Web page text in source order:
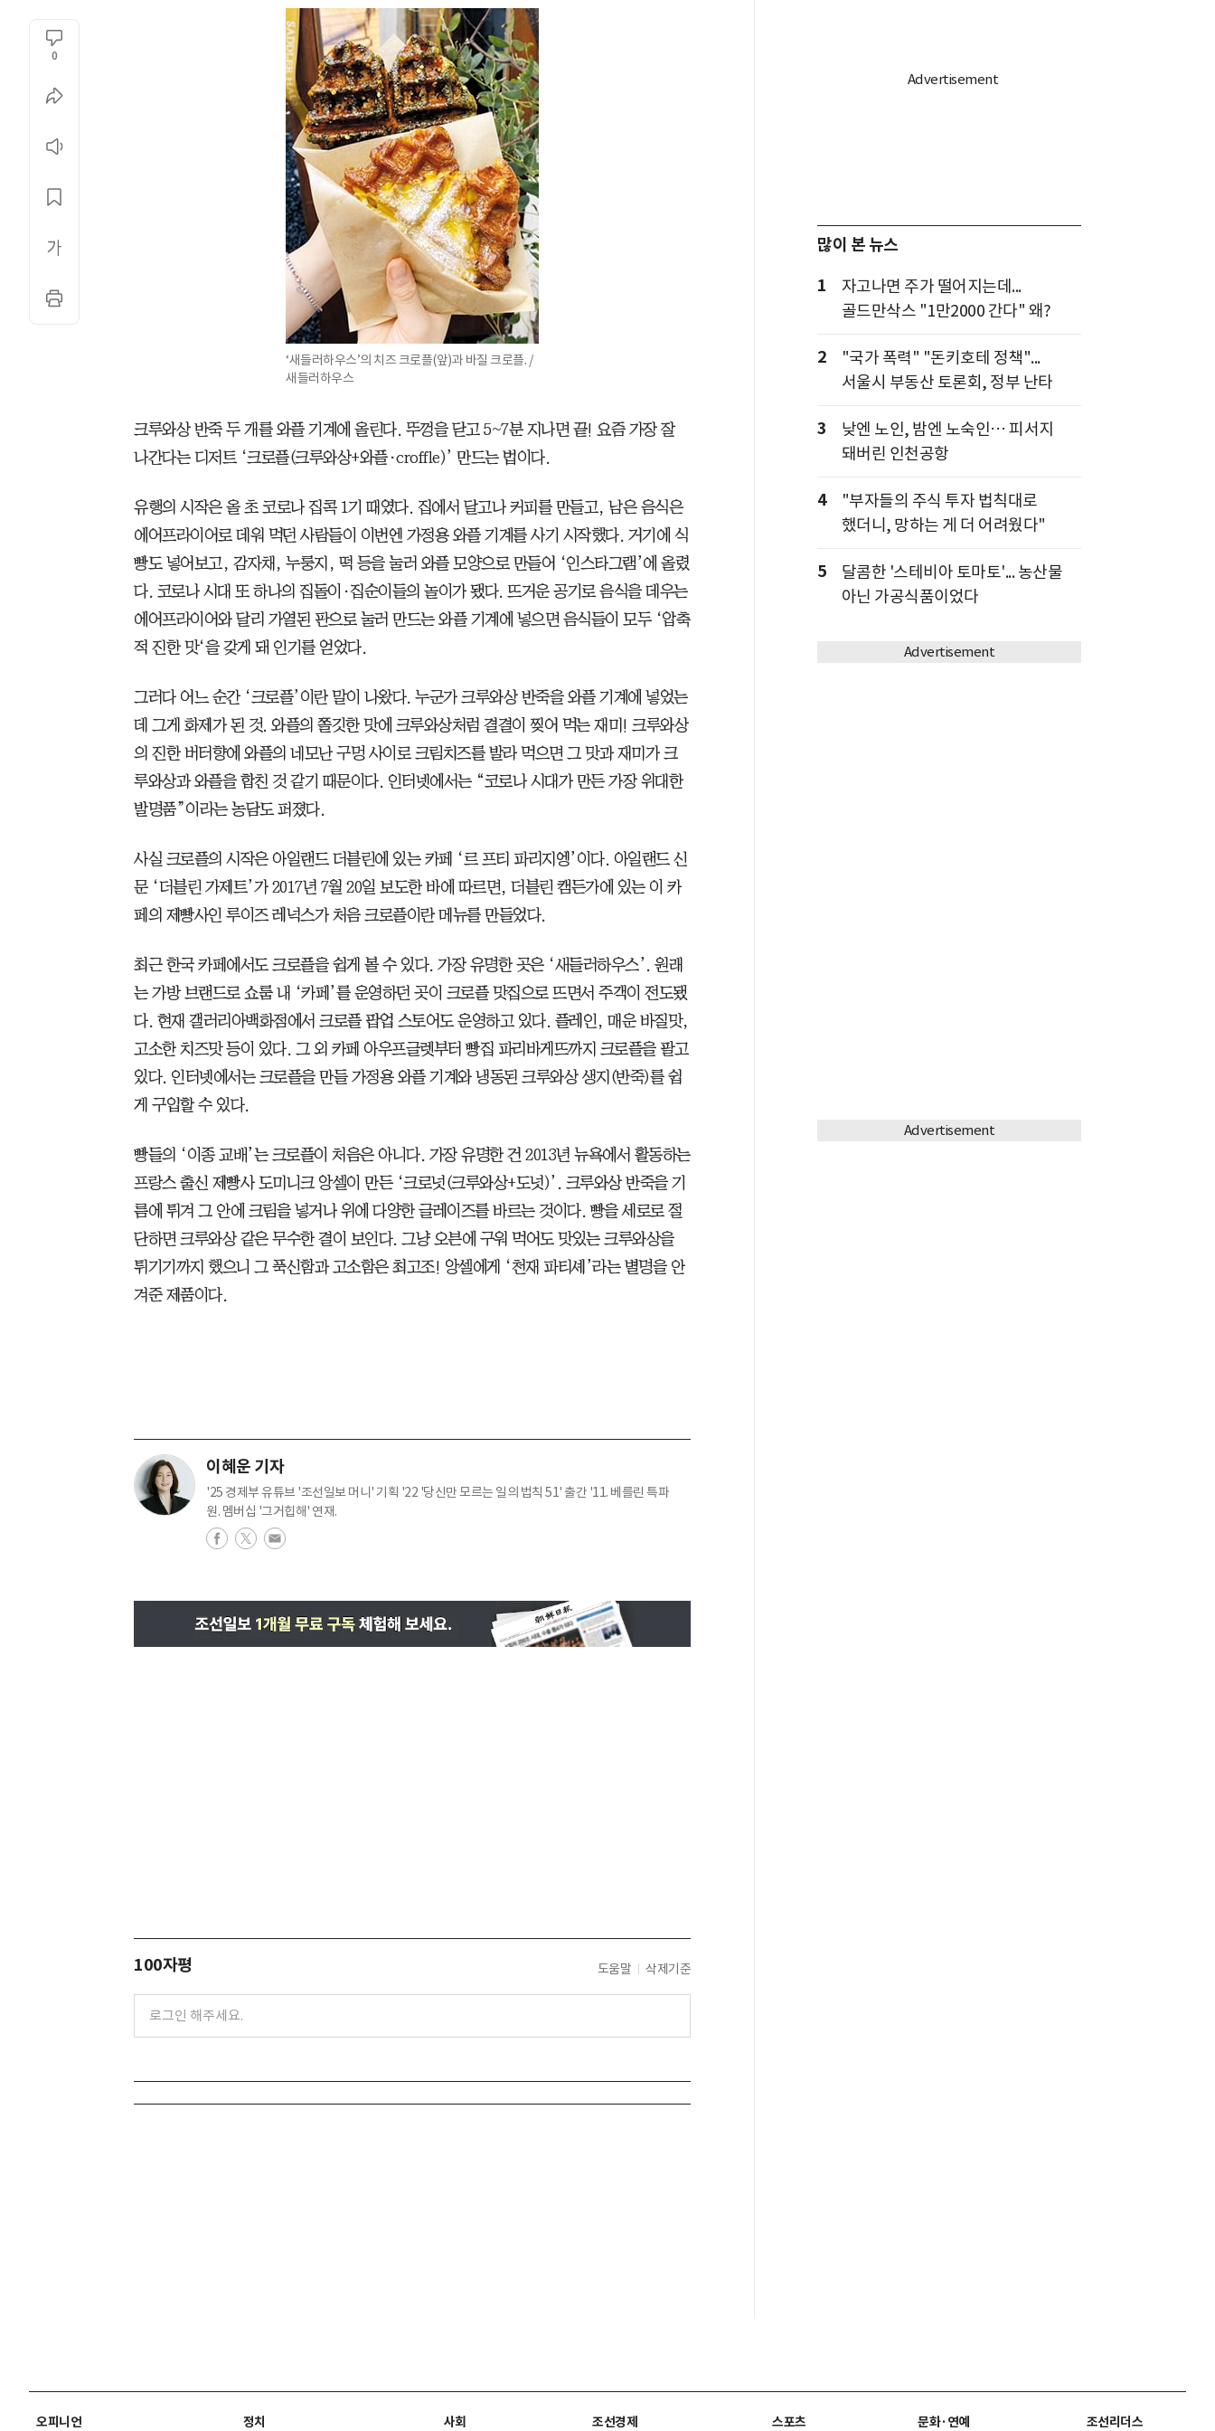
0
‘새들러하우스’의 치즈 크로플(앞)과 바질 크로플. /
새들러하우스
크루와상 반죽 두 개를 와플 기계에 올린다. 뚜껑을 닫고 5~7분 지나면 끝! 요즘 가장 잘
나간다는 디저트 ‘크로플(크루와상+와플·croffle)’ 만드는 법이다.
유행의 시작은 올 초 코로나 집콕 1기 때였다. 집에서 달고나 커피를 만들고, 남은 음식은
에어프라이어로 데워 먹던 사람들이 이번엔 가정용 와플 기계를 사기 시작했다. 거기에 식
빵도 넣어보고, 감자채, 누룽지, 떡 등을 눌러 와플 모양으로 만들어 ‘인스타그램’에 올렸
다. 코로나 시대 또 하나의 집돌이·집순이들의 놀이가 됐다. 뜨거운 공기로 음식을 데우는
에어프라이어와 달리 가열된 판으로 눌러 만드는 와플 기계에 넣으면 음식들이 모두 ‘압축
적 진한 맛‘을 갖게 돼 인기를 얻었다.
그러다 어느 순간 ‘크로플’이란 말이 나왔다. 누군가 크루와상 반죽을 와플 기계에 넣었는
데 그게 화제가 된 것. 와플의 쫄깃한 맛에 크루와상처럼 결결이 찢어 먹는 재미! 크루와상
의 진한 버터향에 와플의 네모난 구멍 사이로 크림치즈를 발라 먹으면 그 맛과 재미가 크
루와상과 와플을 합친 것 같기 때문이다. 인터넷에서는 “코로나 시대가 만든 가장 위대한
발명품”이라는 농담도 퍼졌다.
사실 크로플의 시작은 아일랜드 더블린에 있는 카페 ‘르 프티 파리지엥’이다. 아일랜드 신
문 ‘더블린 가제트’가 2017년 7월 20일 보도한 바에 따르면, 더블린 캠든가에 있는 이 카
페의 제빵사인 루이즈 레넉스가 처음 크로플이란 메뉴를 만들었다.
최근 한국 카페에서도 크로플을 쉽게 볼 수 있다. 가장 유명한 곳은 ‘새들러하우스’. 원래
는 가방 브랜드로 쇼룸 내 ‘카페’를 운영하던 곳이 크로플 맛집으로 뜨면서 주객이 전도됐
다. 현재 갤러리아백화점에서 크로플 팝업 스토어도 운영하고 있다. 플레인, 매운 바질맛,
고소한 치즈맛 등이 있다. 그 외 카페 아우프글렛부터 빵집 파리바게뜨까지 크로플을 팔고
있다. 인터넷에서는 크로플을 만들 가정용 와플 기계와 냉동된 크루와상 생지(반죽)를 쉽
게 구입할 수 있다.
빵들의 ‘이종 교배’는 크로플이 처음은 아니다. 가장 유명한 건 2013년 뉴욕에서 활동하는
프랑스 출신 제빵사 도미니크 앙셀이 만든 ‘크로넛(크루와상+도넛)’. 크루와상 반죽을 기
름에 튀겨 그 안에 크림을 넣거나 위에 다양한 글레이즈를 바르는 것이다. 빵을 세로로 절
단하면 크루와상 같은 무수한 결이 보인다. 그냥 오븐에 구워 먹어도 맛있는 크루와상을
튀기기까지 했으니 그 푹신함과 고소함은 최고조! 앙셀에게 ‘천재 파티셰’라는 별명을 안
겨준 제품이다.
이혜운 기자
'25 경제부 유튜브 '조선일보 머니' 기획 '22 '당신만 모르는 일의 법칙 51' 출간 '11. 베를린 특파
원. 멤버십 '그거힙해' 연재.
100자평 도움말 삭제기준
많이 본 뉴스
1
자고나면 주가 떨어지는데...
골드만삭스 "1만2000 간다" 왜?
2
"국가 폭력" "돈키호테 정책"...
서울시 부동산 토론회, 정부 난타
3
낮엔 노인, 밤엔 노숙인… 피서지
돼버린 인천공항
4
"부자들의 주식 투자 법칙대로
했더니, 망하는 게 더 어려웠다"
5
달콤한 '스테비아 토마토'... 농산물
아닌 가공식품이었다
오피니언 정치 사회 조선경제 스포츠 문화·연예 조선리더스